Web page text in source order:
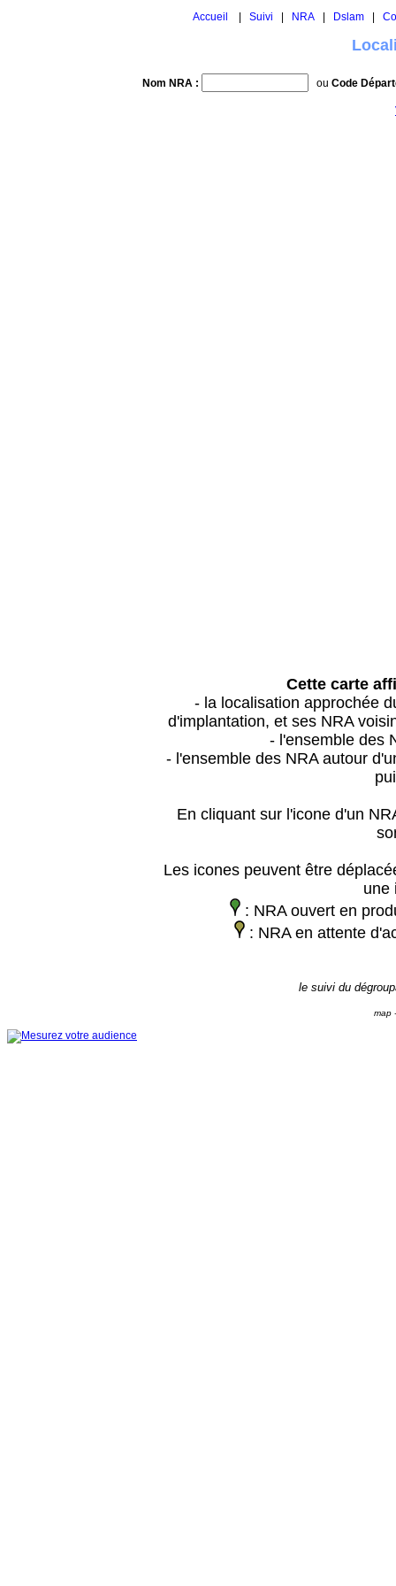
Accueil Suivi NRA Dslam
Nom NRA : ou Code
Cette carte
- la localisation approchée
d'implantation, et ses NRA
- l'ensemble des
- l'ensemble des NRA autour
En cliquant sur l'icone d'un
Les icones peuvent être
une
: NRA ouvert en
: NRA en attente
le suivi du
map